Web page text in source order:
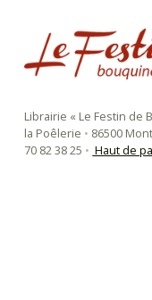
le festin
"LE FESTIN DE BABETTE" – BOUQUINERIE GASTRONOMIQUE
Librairie « Le Festin de
la Poêlerie • 86500
70 82 38 25 • Haut de